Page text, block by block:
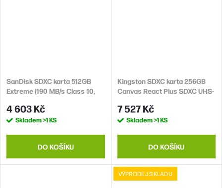
SanDisk SDXC karta 512GB
Extreme (190 MB/s Class 10,
4 603 Kč
Skladem>1 KS
DO KOŠÍKU
Kingston SDXC karta 256GB
Canvas React Plus SDXC UHS-
HD/4K/8K
7 527 Kč
Skladem>1 KS
DO KOŠÍKU
VÝPRODEJ SKLADU